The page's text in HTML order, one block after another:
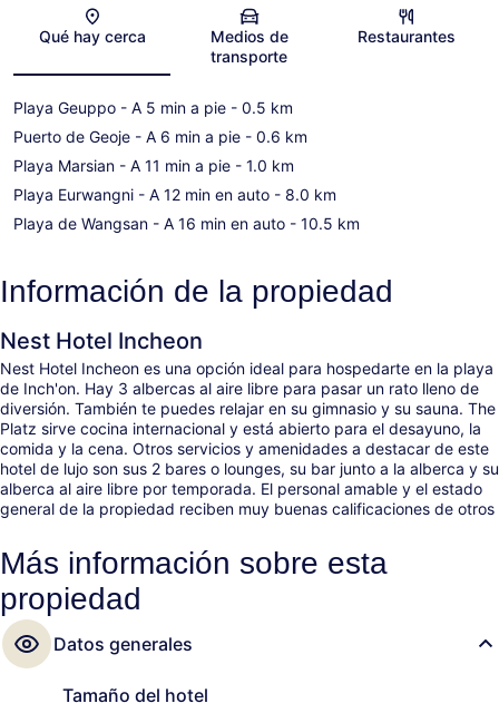
Qué hay cerca
Medios de
transporte
Restaurantes
Playa Geuppo - A 5 min a pie - 0.5 km
Puerto de Geoje - A 6 min a pie - 0.6 km
Playa Marsian - A 11 min a pie - 1.0 km
Playa Eurwangni - A 12 min en auto - 8.0 km
Playa de Wangsan - A 16 min en auto - 10.5 km
Información de la propiedad
Nest Hotel Incheon
Nest Hotel Incheon es una opción ideal para hospedarte en la playa
de Inch'on. Hay 3 albercas al aire libre para pasar un rato lleno de
diversión. También te puedes relajar en su gimnasio y su sauna. The
Platz sirve cocina internacional y está abierto para el desayuno, la
comida y la cena. Otros servicios y amenidades a destacar de este
hotel de lujo son sus 2 bares o lounges, su bar junto a la alberca y su
alberca al aire libre por temporada. El personal amable y el estado
general de la propiedad reciben muy buenas calificaciones de otros
opciones de transporte público: Water Park Station está a 8
minutos.
Más información sobre esta
propiedad
Datos generales
Tamaño del hotel